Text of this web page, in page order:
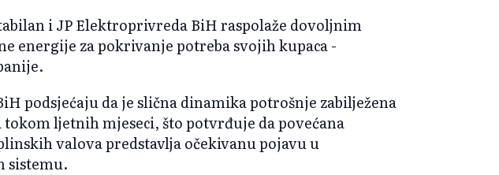
i JP Elektroprivreda BiH raspolaže dovoljnim
energije za pokrivanje potreba svojih kupaca -
podsjećaju da je slična dinamika potrošnje zabilježena
ljetnih mjeseci, što potvrđuje da povećana
valova predstavlja očekivanu pojavu u
sistemu.